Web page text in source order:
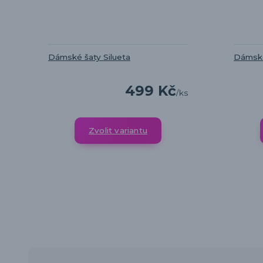
Dámské šaty Silueta
499 Kč/ks
Zvolit variantu